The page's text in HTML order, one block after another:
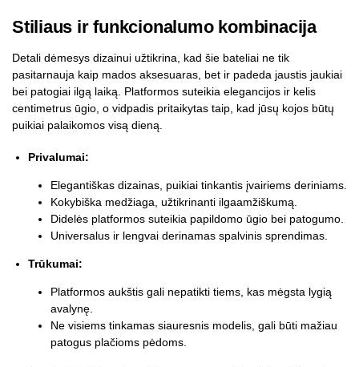
Stiliaus ir funkcionalumo kombinacija
Detali dėmesys dizainui užtikrina, kad šie bateliai ne tik
pasitarnauja kaip mados aksesuaras, bet ir padeda jaustis jaukiai
bei patogiai ilgą laiką. Platformos suteikia elegancijos ir kelis
centimetrus ūgio, o vidpadis pritaikytas taip, kad jūsų kojos būtų
puikiai palaikomos visą dieną.
Privalumai:
Elegantiškas dizainas, puikiai tinkantis įvairiems deriniams.
Kokybiška medžiaga, užtikrinanti ilgaamžiškumą.
Didelės platformos suteikia papildomo ūgio bei patogumo.
Universalus ir lengvai derinamas spalvinis sprendimas.
Trūkumai:
Platformos aukštis gali nepatikti tiems, kas mėgsta lygią
avalynę.
Ne visiems tinkamas siauresnis modelis, gali būti mažiau
patogus plačioms pėdoms.